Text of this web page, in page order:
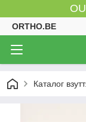
ORTHO.BE
Каталог